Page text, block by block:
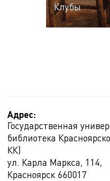
Клубы
Адрес:
Государственная
библиотека
КК)
ул. Карла Маркса, 114,
Красноярск 660017